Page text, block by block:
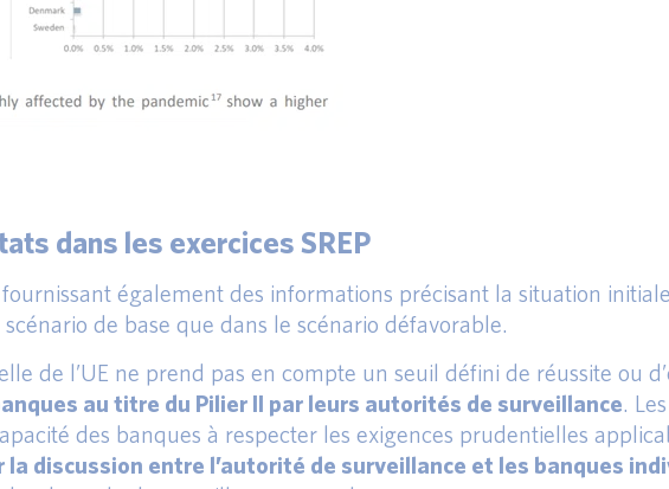
dans les exercices SREP
fournissant également des informations précisant la situation
de base que dans le scénario défavorable.
de l’UE ne prend pas en compte un seuil défini de réussite ou
au titre du Pilier II par leurs autorités de surveillance.
des banques à respecter les exigences prudentielles
discussion entre l’autorité de surveillance et les banques